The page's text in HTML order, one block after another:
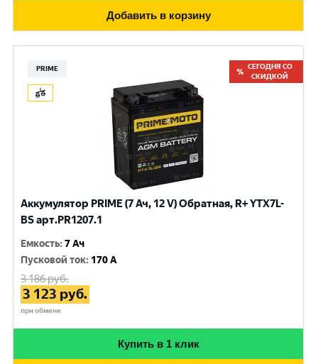
Добавить в корзину
PRIME
СЕГОДНЯ СО
СКИДКОЙ
Аккумулятор PRIME (7 Ач, 12 V) Обратная, R+ YTX7L-
BS арт.PR1207.1
Емкость:7 Ач
Пусковой ток: 170 A
3 186руб.
3 123 руб.
при обмене
Купить в 1 клик